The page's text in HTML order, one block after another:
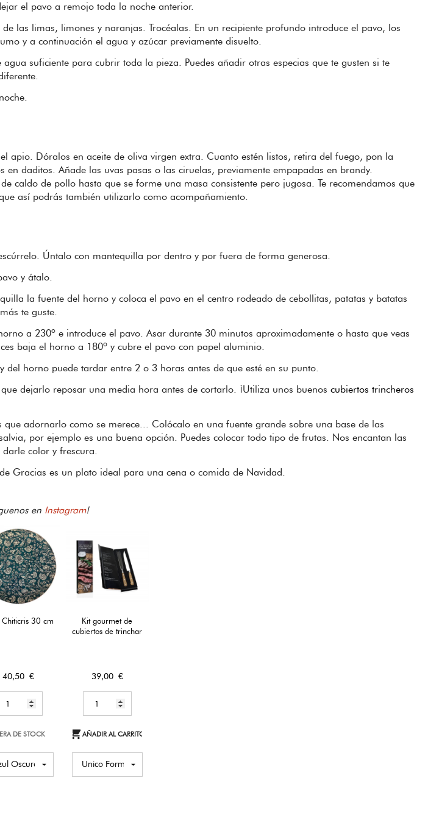
el pavo a remojo toda la noche anterior.
las limas, limones y naranjas. Trocéalas. En un recipiente profundo introduce el pavo, los
y a continuación el agua y azúcar previamente disuelto.
agua suficiente para cubrir toda la pieza. Puedes añadir otras especias que te gusten si te
apio. Dóralos en aceite de oliva virgen extra. Cuanto estén listos, retira del fuego, pon la
en daditos. Añade las uvas pasas o las ciruelas, previamente empapadas en brandy.
caldo de pollo hasta que se forme una masa consistente pero jugosa. Te recomendamos que
así podrás también utilizarlo como acompañamiento.
Úntalo con mantequilla por dentro y por fuera de forma generosa.
y átalo.
la fuente del horno y coloca el pavo en el centro rodeado de cebollitas, patatas y batatas
te guste.
a 230º e introduce el pavo. Asar durante 30 minutos aproximadamente o hasta que veas
baja el horno a 180º y cubre el pavo con papel aluminio.
del horno puede tardar entre 2 o 3 horas antes de que esté en su punto.
dejarlo reposar una media hora antes de cortarlo. ¡Utiliza unos buenos cubiertos trincheros
adornarlo como se merece... Colócalo en una fuente grande sobre una base de las
por ejemplo es una buena opción. Puedes colocar todo tipo de frutas. Nos encantan las
color y frescura.
Gracias es un plato ideal para una cena o comida de Navidad.
en Instagram!
Chiticris 30 cm
Precio
40,50 €
DE STOCK
Kit gourmet de
cubiertos de trinchar
Precio
39,00 €
AÑADIR AL CARRITO